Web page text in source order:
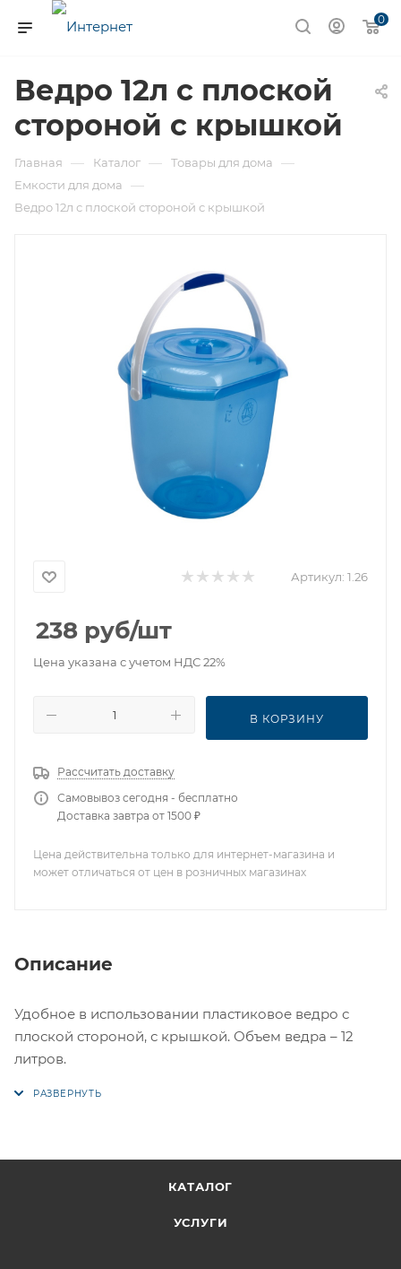
0
Ведро 12л с плоской
стороной с крышкой
Главная — Каталог — Товары для дома —
Емкости для дома —
Ведро 12л с плоской стороной с крышкой
Артикул: 1.26
238 руб/шт
Цена указана с учетом НДС 22%
В КОРЗИНУ
Рассчитать доставку
Самовывоз сегодня - бесплатно
Доставка завтра от 1500 ₽
Цена действительна только для интернет-магазина и
может отличаться от цен в розничных магазинах
Описание
Удобное в использовании пластиковое ведро с
плоской стороной, с крышкой. Объем ведра – 12
литров.
КАТАЛОГ
УСЛУГИ